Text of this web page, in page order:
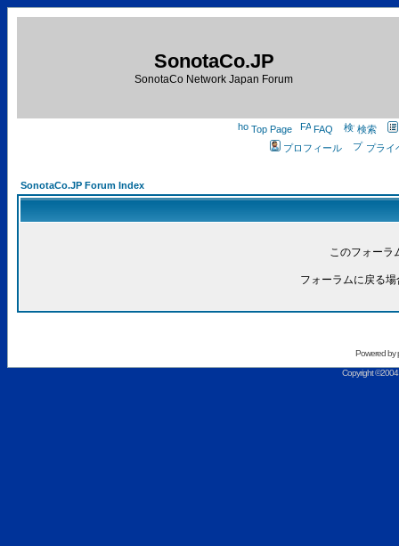
SonotaCo.JP
SonotaCo Network Japan Forum
Top Page FAQ
検索
プロフィール
プライ
SonotaCo.JP Forum Index
このフォーラ
フォーラムに戻る
Powered by
Copyright ©2004